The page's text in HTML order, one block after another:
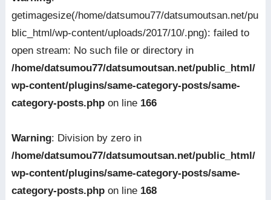
getimagesize(/home/datsumou77/datsumoutsan.net/pu
blic_html/wp-content/uploads/2017/10/.png): failed to
open stream: No such file or directory in
/home/datsumou77/datsumoutsan.net/public_html/
wp-content/plugins/same-category-posts/same-
category-posts.phpon line 166
Warning: Division by zero in
/home/datsumou77/datsumoutsan.net/public_html/
wp-content/plugins/same-category-posts/same-
category-posts.phpon line 168